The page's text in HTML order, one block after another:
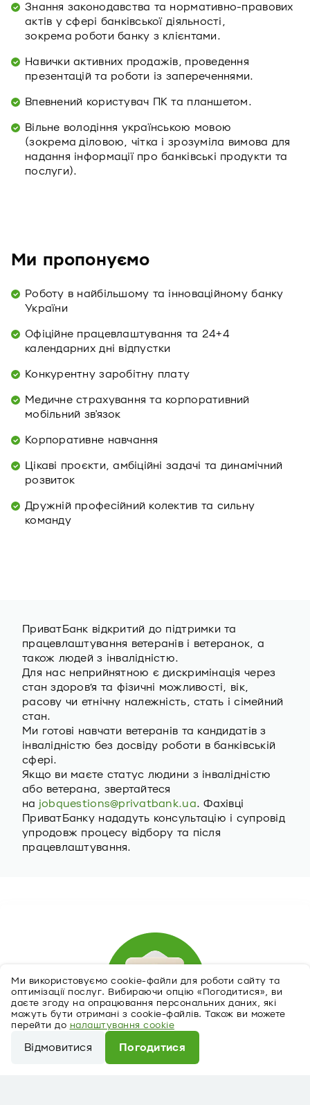
Ми використовуємо cookie-файли для роботи сайту та
оптимізації послуг. Вибираючи опцію «Погодитися», ви
даєте згоду на опрацювання персональних даних, які
можуть бути отримані з cookie-файлів. Також ви можете
перейти до налаштування cookie
Відмовитися
Погодитися
Знання законодавства та нормативно-правових
актів у сфері банківської діяльності,
зокрема роботи банку з клієнтами.
Навички активних продажів, проведення
презентацій та роботи із запереченнями.
Впевнений користувач ПК та планшетом.
Вільне володіння українською мовою
(зокрема діловою, чітка і зрозуміла вимова для
надання інформації про банківські продукти та
послуги).
Ми пропонуємо
Роботу в найбільшому та інноваційному банку
України
Офіційне працевлаштування та 24+4
календарних дні відпустки
Конкурентну заробітну плату
Медичне страхування та корпоративний
мобільний зв'язок
Корпоративне навчання
Цікаві проєкти, амбіційні задачі та динамічний
розвиток
Дружній професійний колектив та сильну
команду
ПриватБанк відкритий до підтримки та
працевлаштування ветеранів i ветеранок, а
також людей з інвалідністю.
Для нас неприйнятною є дискримінація через
стан здоров’я та фізичні можливості, вік,
расову чи етнічну належність, стать і сімейний
стан.
Ми готові навчати ветеранів та кандидатів з
інвалідністю без досвіду роботи в банківській
сфері.
Якщо ви маєте статус людини з інвалідністю
або ветерана, звертайтеся
на jobquestions@privatbank.ua. Фахівці
ПриватБанку нададуть консультацію і супровід
упродовж процесу відбору та після
працевлаштування.
Відгукнутися на вакансію